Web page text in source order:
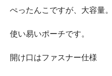
ぺったんこですが、大容量。
使い易いポーチです。
開け口はファスナー仕様